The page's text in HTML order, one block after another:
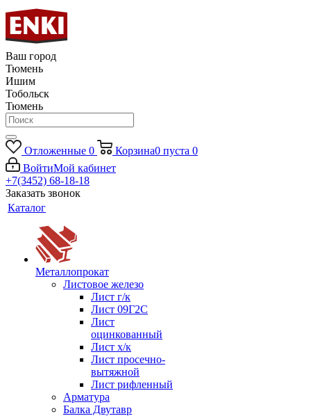
Ваш город
Тюмень
Ишим
Тобольск
Тюмень
Отложенные 0 Корзина0 пуста 0
ВойтиМой кабинет
+7(3452) 68-18-18
Заказать звонок
Каталог
Металлопрокат
Листовое железо
Лист г/к
Лист 09Г2С
Лист
оцинкованный
Лист х/к
Лист просечно-
вытяжной
Лист рифленный
Арматура
Балка Двутавр